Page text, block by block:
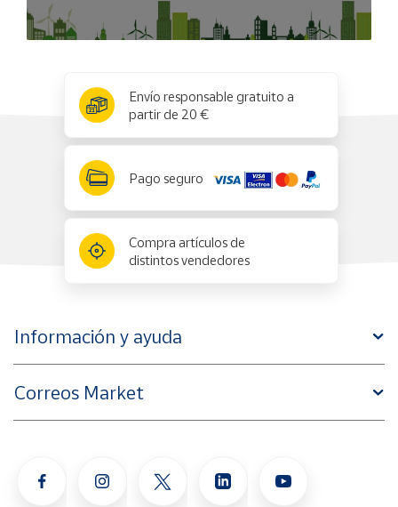
Envío responsable gratuito a
partir de 20 €
Pago seguro
Compra artículos de
distintos vendedores
Información y ayuda
Correos Market